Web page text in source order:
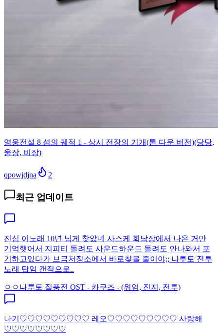
영웅전설 8 섬의 궤적 1 - 상시 전장의 기개(톤 다운 버전)(당당,
웅장, 비장)
qpowjdjna 2
최근 업데이트
진심 이노래 10년 넘게 찾았네 사스케 회담장에서 나온 거만
기억햇어서 지피티 돌려도 사운드하운드 돌려도 안나와서 포
기하고있다가 브금저장소에서 바로찾을 줄이야;; 나루토 전투
노래 탑임 갠적으로..
ㅇㅇ 나루토 질풍전 OST - 카쿠즈 - (위엄, 진지, 전투)
나기♡♡♡♡♡♡♡♡♡ 레오♡♡♡♡♡♡♡♡♡ 사랑해
♡♡♡♡♡♡♡♡